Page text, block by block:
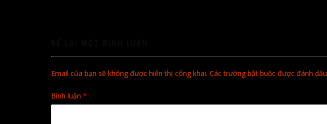
Email của bạn sẽ không được hiển thị công khai. Các trường bắt buộc được đánh dấu
Bình luận *